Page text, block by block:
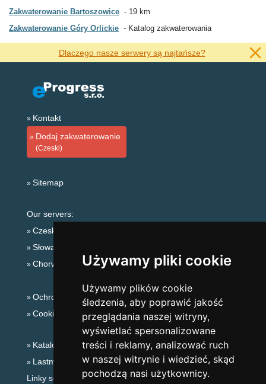
Używamy pliki cookie
Używamy plików cookie
śledzenia, aby poprawić jakość
przeglądania naszej witryny,
wyświetlać spersonalizowane
treści i reklamy, analizować ruch
w naszej witrynie i wiedzieć, skąd
pochodzą nasi użytkownicy.
Zakwaterowanie Bartoszowice
19 km
Zakwaterowanie Góry Orlickie
Katalog zakwaterowania
Dlaczego nasze serwery są najtańsze?
Kontakt
Dodaj zakwaterowanie
(Czeski)
Sitemap
Our servers:
Czeskie Góry
Słowackie góry
Chorwacja
Ochrona prywatności
Cookies
Katalog zakwaterowania
Lastminute Góry Orlickie
Linky sezonowe: